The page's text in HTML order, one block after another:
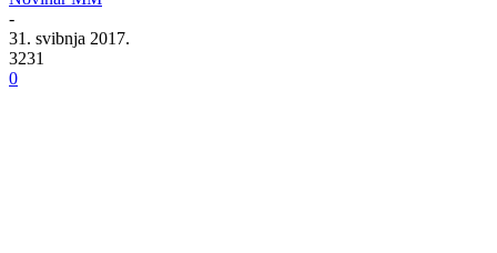
-
31. svibnja 2017.
3231
0